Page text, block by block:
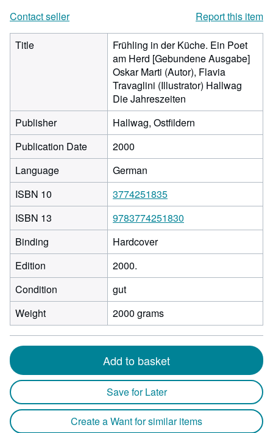
Contact seller
Report this item
Title
Frühling in der Küche. Ein Poet
am Herd [Gebundene Ausgabe]
Oskar Marti (Autor), Flavia
Travaglini (Illustrator) Hallwag
Die Jahreszeiten
Publisher
Hallwag, Ostfildern
Publication Date
2000
Language
German
ISBN 10
3774251835
ISBN 13
9783774251830
Binding
Hardcover
Edition
2000.
Condition
gut
Weight
2000 grams
Add to basket
Save for Later
Create a Want for similar items